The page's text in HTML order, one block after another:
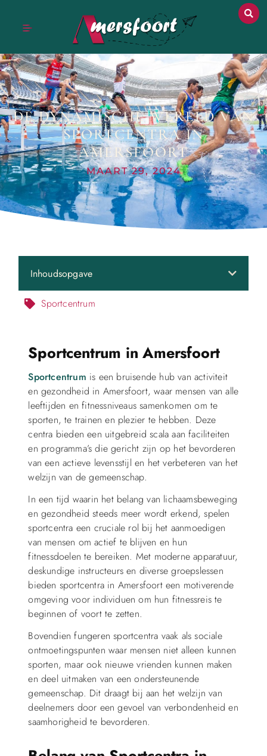
DE DYNAMISCHE WERELD VAN
SPORTCENTRA IN
AMERSFOORT
MAART 29, 2024
Sportcentrum in Amersfoort
Sportcentrum is een bruisende hub van activiteit
en gezondheid in Amersfoort, waar mensen van alle
leeftijden en fitnessniveaus samenkomen om te
sporten, te trainen en plezier te hebben. Deze
centra bieden een uitgebreid scala aan faciliteiten
en programma’s die gericht zijn op het bevorderen
van een actieve levensstijl en het verbeteren van het
welzijn van de gemeenschap.
In een tijd waarin het belang van lichaamsbeweging
en gezondheid steeds meer wordt erkend, spelen
sportcentra een cruciale rol bij het aanmoedigen
van mensen om actief te blijven en hun
fitnessdoelen te bereiken. Met moderne apparatuur,
deskundige instructeurs en diverse groepslessen
bieden sportcentra in Amersfoort een motiverende
omgeving voor individuen om hun fitnessreis te
beginnen of voort te zetten.
Bovendien fungeren sportcentra vaak als sociale
ontmoetingspunten waar mensen niet alleen kunnen
sporten, maar ook nieuwe vrienden kunnen maken
en deel uitmaken van een ondersteunende
gemeenschap. Dit draagt bij aan het welzijn van
deelnemers door een gevoel van verbondenheid en
saamhorigheid te bevorderen.
Inhoudsopgave
Sportcentrum